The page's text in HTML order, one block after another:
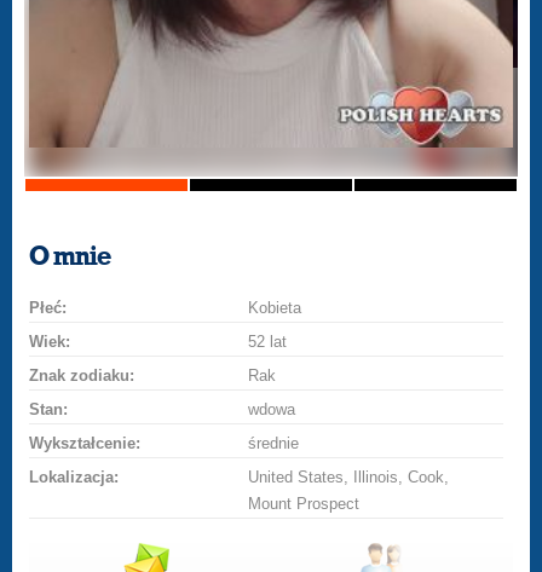
O mnie
Płeć:
Kobieta
Wiek:
52 lat
Znak zodiaku:
Rak
Stan:
wdowa
Wykształcenie:
średnie
Lokalizacja:
United States, Illinois, Cook,
Mount Prospect